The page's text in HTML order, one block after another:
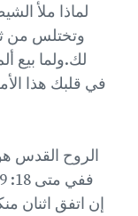
لماذا ملأ
وتختلس من
لك.ولما بيع
في قلبك هذا
الروح القدس
إن اتفق اثنان